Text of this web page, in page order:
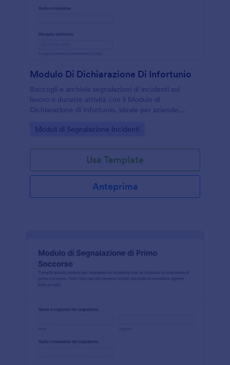
Modulo Di Dichiarazione Di Infortunio
Raccogli e archivia segnalazioni di incidenti sul
lavoro o durante attività con il Modulo di
Dichiarazione di Infortunio, ideale per aziende,
ordinata con Jotform.
Go to Category:
Moduli di Segnalazione Incidenti
Usa Template
Anteprima